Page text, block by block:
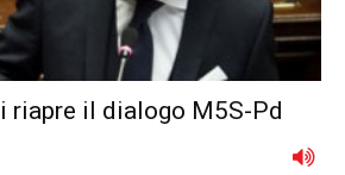
riapre il dialogo M5S-Pd